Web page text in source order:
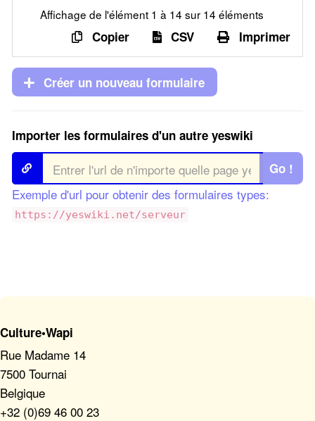
Affichage de l'élément 1 à 14 sur 14 éléments
Copier CSV Imprimer
Créer un nouveau formulaire
Importer les formulaires d'un autre yeswiki
Go !
Exemple d'url pour obtenir des formulaires types:
https://yeswiki.net/serveur
Culture•Wapi
Rue Madame 14
7500 Tournai
Belgique
+32 (0)69 46 00 23